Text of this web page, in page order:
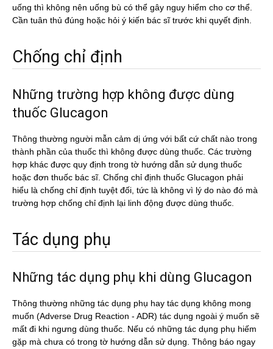
uống thì không nên uống bù có thể gây nguy hiểm cho cơ thể.
Cần tuân thủ đúng hoặc hỏi ý kiến bác sĩ trước khi quyết định.
Chống chỉ định
Những trường hợp không được dùng
thuốc Glucagon
Thông thường người mẫn cảm dị ứng với bất cứ chất nào trong
thành phần của thuốc thì không được dùng thuốc. Các trường
hợp khác được quy định trong tờ hướng dẫn sử dụng thuốc
hoặc đơn thuốc bác sĩ. Chống chỉ định thuốc Glucagon phải
hiểu là chống chỉ định tuyệt đối, tức là không vì lý do nào đó mà
trường hợp chống chỉ định lại linh động được dùng thuốc.
Tác dụng phụ
Những tác dụng phụ khi dùng Glucagon
Thông thường những tác dụng phụ hay tác dụng không mong
muốn (Adverse Drug Reaction - ADR) tác dụng ngoài ý muốn sẽ
mất đi khi ngưng dùng thuốc. Nếu có những tác dụng phụ hiếm
gặp mà chưa có trong tờ hướng dẫn sử dụng. Thông báo ngay